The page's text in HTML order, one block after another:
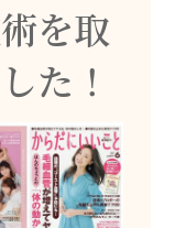
を取
た！